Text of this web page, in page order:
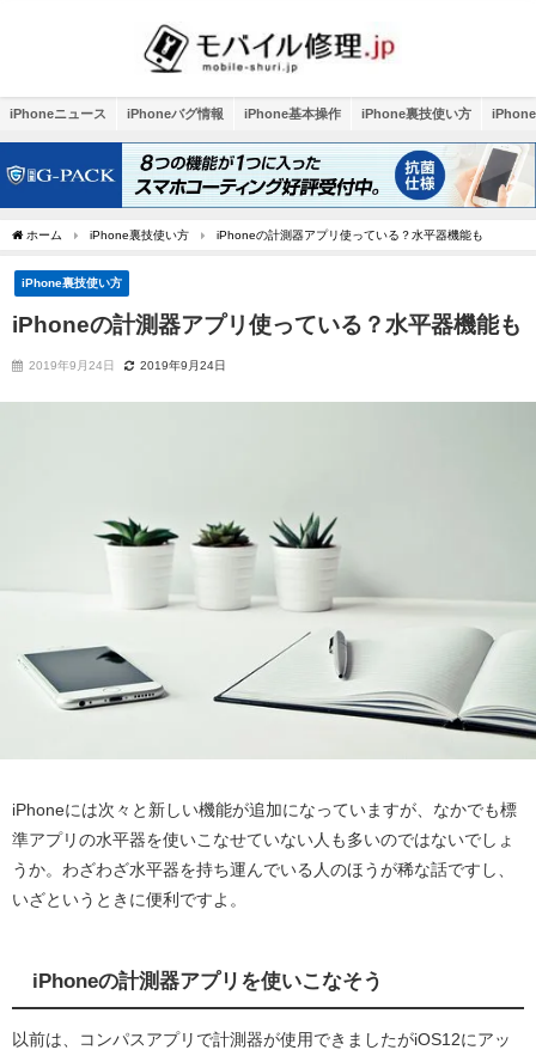
iPhoneニュース iPhoneバグ情報 iPhone基本操作 iPhone裏技使い方
ホーム iPhone裏技使い方 iPhoneの計測器アプリ使っている？水平器機能も
iPhone裏技使い方
iPhoneの計測器アプリ使っている？水平器機能も
2019年9月24日 2019年9月24日
iPhoneには次々と新しい機能が追加になっていますが、なかでも標
準アプリの水平器を使いこなせていない人も多いのではないでしょ
うか。わざわざ水平器を持ち運んでいる人のほうが稀な話ですし、
いざというときに便利ですよ。
iPhoneの計測器アプリを使いこなそう
以前は、コンパスアプリで計測器が使用できましたがiOS12にアッ